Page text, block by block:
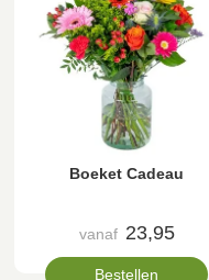
Boeket Cadeau
vanaf 23,95
Bestellen